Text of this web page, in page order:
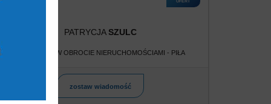
PATRYCJA SZULC
POŚREDNIK W OBROCIE NIERUCHOMOŚCIAMI - PIŁA
zostaw wiadomość